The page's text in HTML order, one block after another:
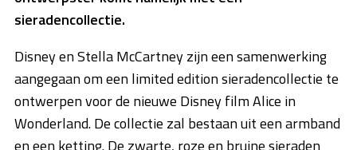
sieradencollectie.
Disney en Stella McCartney zijn een samenwerking
aangegaan om een limited edition sieradencollectie te
ontwerpen voor de nieuwe Disney film Alice in
Wonderland. De collectie zal bestaan uit een armband